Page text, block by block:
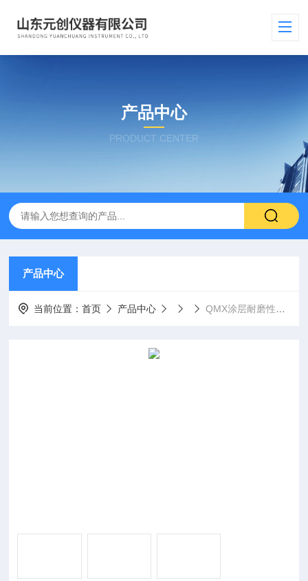
产品中心
PRODUCT CENTER
产品中心
当前位置：首页 产品中心 QMX涂层耐磨性试验机